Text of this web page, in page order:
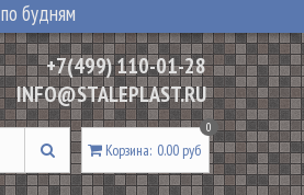
будням
+7(499) 110-01-28
INFO@STALEPLAST.RU
Корзина:
0
0.00 руб